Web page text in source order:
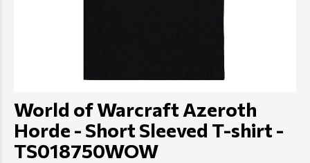
World of Warcraft Azeroth
Horde - Short Sleeved T-shirt -
TS018750WOW